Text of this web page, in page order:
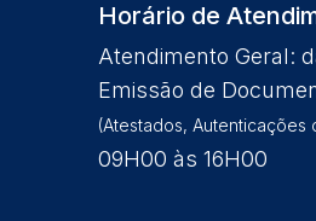
Horário de
Atendimento Geral:
Emissão de
(Atestados, Autenticações
09H00 às 16H00